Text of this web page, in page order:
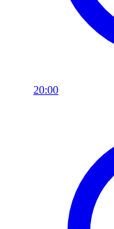
20:00